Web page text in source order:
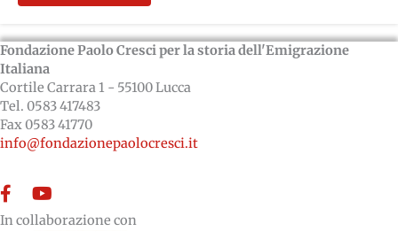
Fondazione Paolo Cresci per la storia dell'Emigrazione
Italiana
Cortile Carrara 1 - 55100 Lucca
Tel. 0583 417483
Fax 0583 41770
info@fondazionepaolocresci.it
FacebookYouTube
In collaborazione con